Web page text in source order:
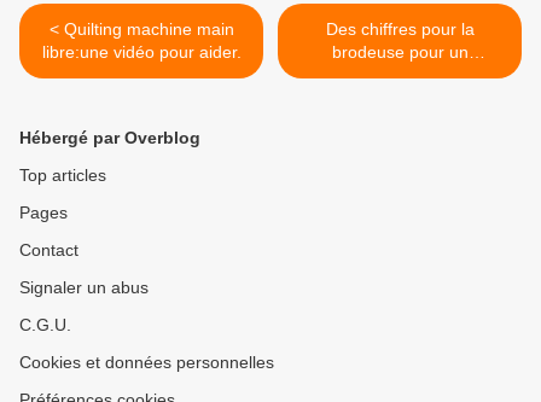
< Quilting machine main
libre:une vidéo pour aider.
Des chiffres pour la
brodeuse pour un
calendrier de l' Avent. >
Hébergé par Overblog
Top articles
Pages
Contact
Signaler un abus
C.G.U.
Cookies et données personnelles